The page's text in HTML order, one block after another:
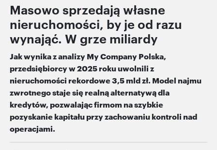
Masowo sprzedają własne
nieruchomości, by je od razu
wynająć. W grze miliardy
Jak wynika z analizy My Company Polska,
przedsiębiorcy w 2025 roku uwolnili z
nieruchomości rekordowe 3,5 mld zł. Model najmu
zwrotnego staje się realną alternatywą dla
kredytów, pozwalając firmom na szybkie
pozyskanie kapitału przy zachowaniu kontroli nad
operacjami.